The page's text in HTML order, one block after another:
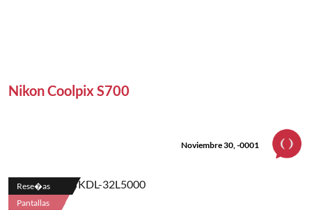
Nikon Coolpix S700
Noviembre 30, -0001
Rese�as
Pantallas